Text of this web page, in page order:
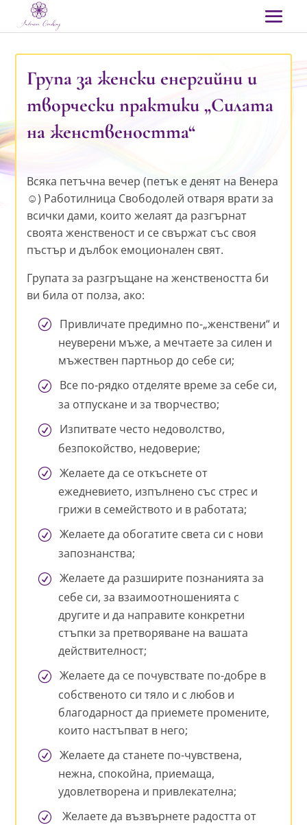
Група за женски енергийни и
творчески практики „Силата
на женствеността“
Всяка петъчна вечер (петък е денят на Венера
☺) Работилница Свободолей отваря врати за
всички дами, които желаят да разгърнат
своята женственост и се свържат със своя
пъстър и дълбок емоционален свят.
Групата за разгръщане на женствеността би
ви била от полза, ако:
Привличате предимно по-„женствени“ и
неуверени мъже, а мечтаете за силен и
мъжествен партньор до себе си;
Все по-рядко отделяте време за себе си,
за отпускане и за творчество;
Изпитвате често недоволство,
безпокойство, недоверие;
Желаете да се откъснете от
ежедневието, изпълнено със стрес и
грижи в семейството и в работата;
Желаете да обогатите света си с нови
запознанства;
Желаете да разширите познанията за
себе си, за взаимоотношенията с
другите и да направите конкретни
стъпки за претворяване на вашата
действителност;
Желаете да се почувствате по-добре в
собственото си тяло и с любов и
благодарност да приемете промените,
които настъпват в него;
Желаете да станете по-чувствена,
нежна, спокойна, приемаща,
удовлетворена и привлекателна;
Желаете да възвърнете радостта от